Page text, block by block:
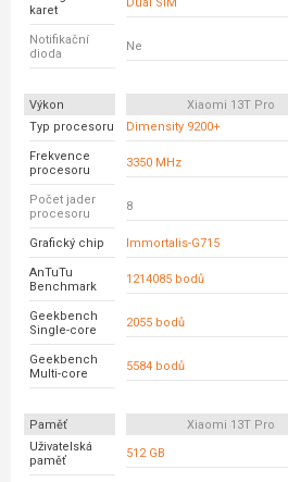
karet
Notifikační
dioda
Ne
Výkon Xiaomi 13T Pro
Typ procesoru
Dimensity 9200+
Frekvence
procesoru
3350 MHz
Počet jader
procesoru
8
Grafický chip Immortalis-G715
AnTuTu
Benchmark
1214085 bodů
Geekbench
Single-core
2055 bodů
Geekbench
Multi-core
5584 bodů
Paměť Xiaomi 13T Pro
Uživatelská
paměť
512 GB